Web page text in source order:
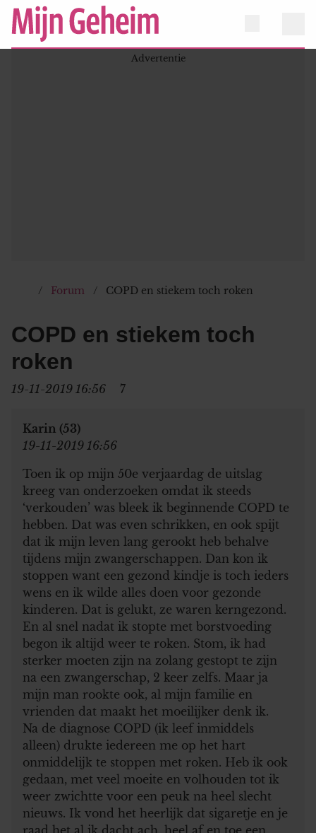
Forum COPD en stiekem toch roken
COPD en stiekem toch
roken
19-11-2019 16:56 7
Karin (53)
19-11-2019 16:56
Toen ik op mijn 50e verjaardag de uitslag
kreeg van onderzoeken omdat ik steeds
‘verkouden’ was bleek ik beginnende COPD te
hebben. Dat was even schrikken, en ook spijt
dat ik mijn leven lang gerookt heb behalve
tijdens mijn zwangerschappen. Dan kon ik
stoppen want een gezond kindje is toch ieders
wens en ik wilde alles doen voor gezonde
kinderen. Dat is gelukt, ze waren kerngezond.
En al snel nadat ik stopte met borstvoeding
begon ik altijd weer te roken. Stom, ik had
sterker moeten zijn na zolang gestopt te zijn
na een zwangerschap, 2 keer zelfs. Maar ja
mijn man rookte ook, al mijn familie en
vrienden dat maakt het moeilijker denk ik.
Na de diagnose COPD (ik leef inmiddels
alleen) drukte iedereen me op het hart
onmiddelijk te stoppen met roken. Heb ik ook
gedaan, met veel moeite en volhouden tot ik
weer zwichtte voor een peuk na heel slecht
nieuws. Ik vond het heerlijk dat sigaretje en je
raad het al ik dacht ach, heel af en toe een